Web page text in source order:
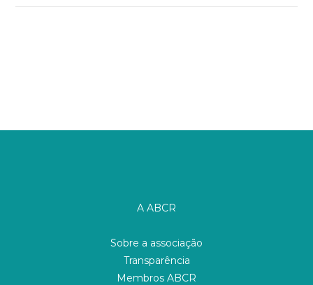
A ABCR
Sobre a associação
Transparência
Membros ABCR